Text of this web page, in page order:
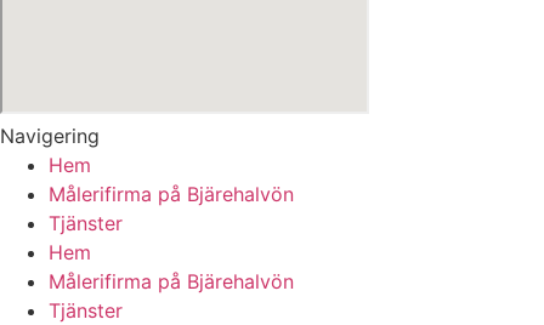
Navigering
Hem
Målerifirma på Bjärehalvön
Tjänster
Hem
Målerifirma på Bjärehalvön
Tjänster